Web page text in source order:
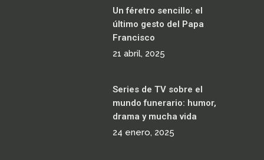
Un féretro sencillo: el
último gesto del Papa
Francisco
21 abril, 2025
Series de TV sobre el
mundo funerario: humor,
drama y mucha vida
24 enero, 2025